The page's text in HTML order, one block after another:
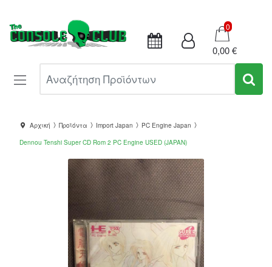
Καλάθι
0
0,00 €
Αρχική Προϊόντα Import Japan
PC Engine Japan
Dennou Tenshi Super CD Rom 2 PC Engine USED (JAPAN)